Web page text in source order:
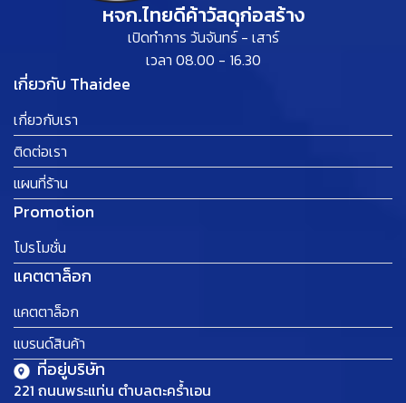
หจก.ไทยดีค้าวัสดุก่อสร้าง
เปิดทำการ วันจันทร์ - เสาร์
เวลา 08.00 - 16.30
เกี่ยวกับ Thaidee
เกี่ยวกับเรา
ติดต่อเรา
แผนที่ร้าน
Promotion
โปรโมชั่น
แคตตาล็อก
แคตตาล็อก
แบรนด์สินค้า
ที่อยู่บริษัท
221 ถนนพระแท่น ตำบลตะคร้ำเอน